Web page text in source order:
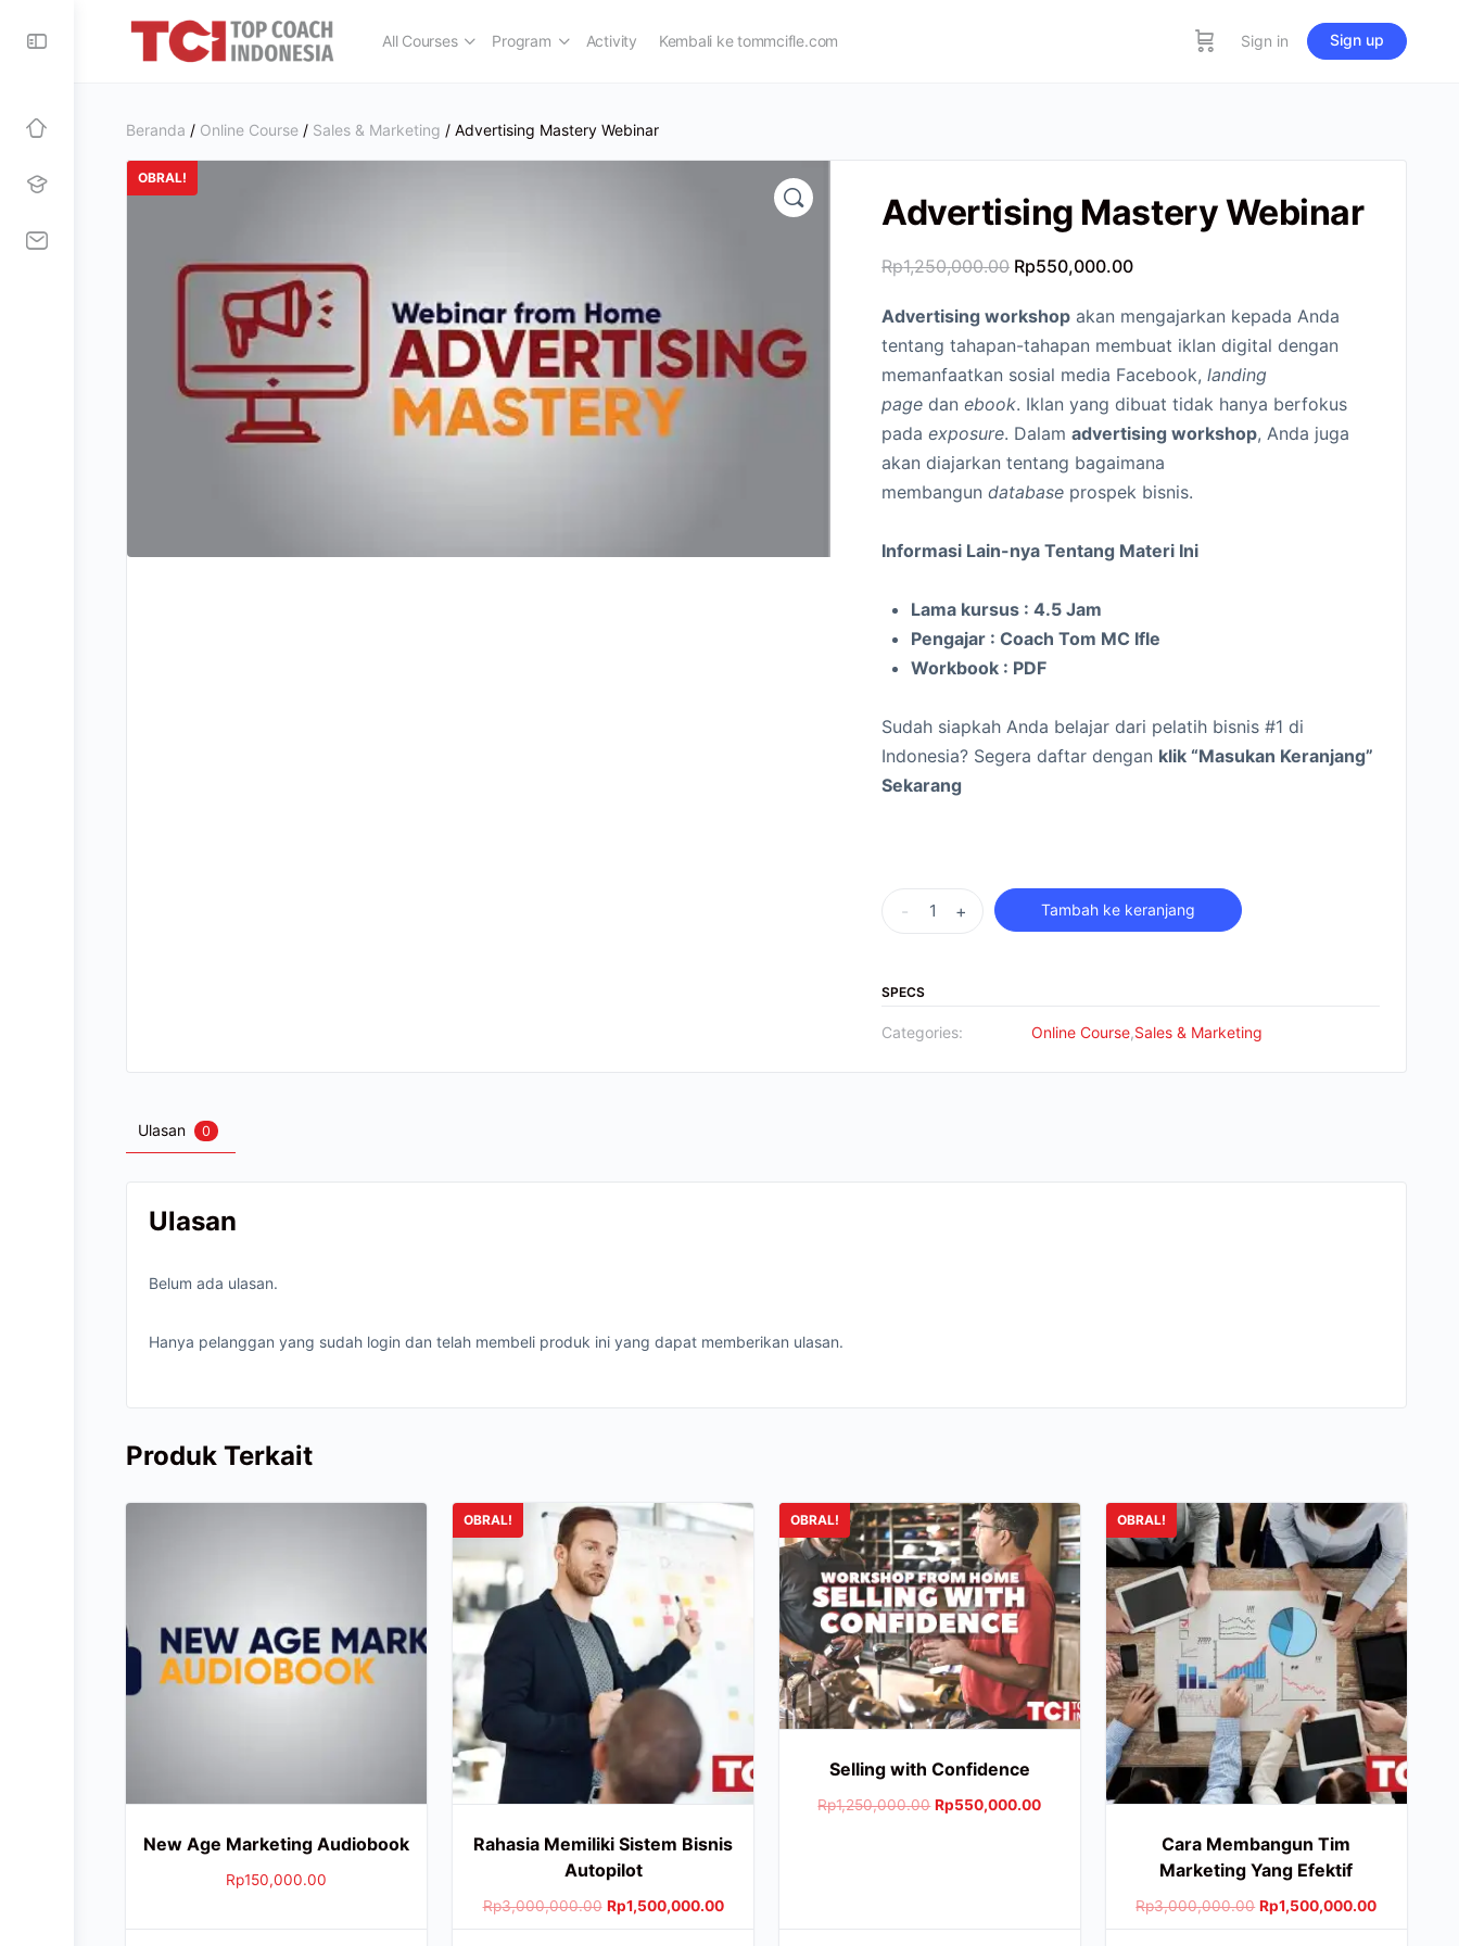
All Courses Program Activity Kembali ke tommcifle.com Sign in Sign up
Beranda / Online Course / Sales & Marketing / Advertising Mastery Webinar
OBRAL!
Advertising Mastery Webinar
Rp1,250,000.00 Rp550,000.00
Advertising workshop akan mengajarkan kepada Anda
tentang tahapan-tahapan membuat iklan digital dengan
memanfaatkan sosial media Facebook,landing
page danebook. Iklan yang dibuat tidak hanya berfokus
padaexposure. Dalamadvertising workshop, Anda juga
akan diajarkan tentang bagaimana
membangundatabase prospek bisnis.
Informasi Lain-nya Tentang Materi Ini
Lama kursus : 4.5 Jam
Pengajar : Coach Tom MC Ifle
Workbook : PDF
Sudah siapkah Anda belajar dari pelatih bisnis #1 di
Indonesia? Segera daftar dengan klik “Masukan Keranjang”
Sekarang
- + Tambah ke keranjang
SPECS
Categories: Online Course,Sales & Marketing
Ulasan 0
Ulasan
Belum ada ulasan.
Hanya pelanggan yang sudah login dan telah membeli produk ini yang dapat memberikan ulasan.
Produk Terkait
New Age Marketing Audiobook
Rp150,000.00
OBRAL!
Rahasia Memiliki Sistem Bisnis
Autopilot
Rp3,000,000.00 Rp1,500,000.00
OBRAL!
Selling with Confidence
Rp1,250,000.00 Rp550,000.00
OBRAL!
Cara Membangun Tim
Marketing Yang Efektif
Rp3,000,000.00 Rp1,500,000.00